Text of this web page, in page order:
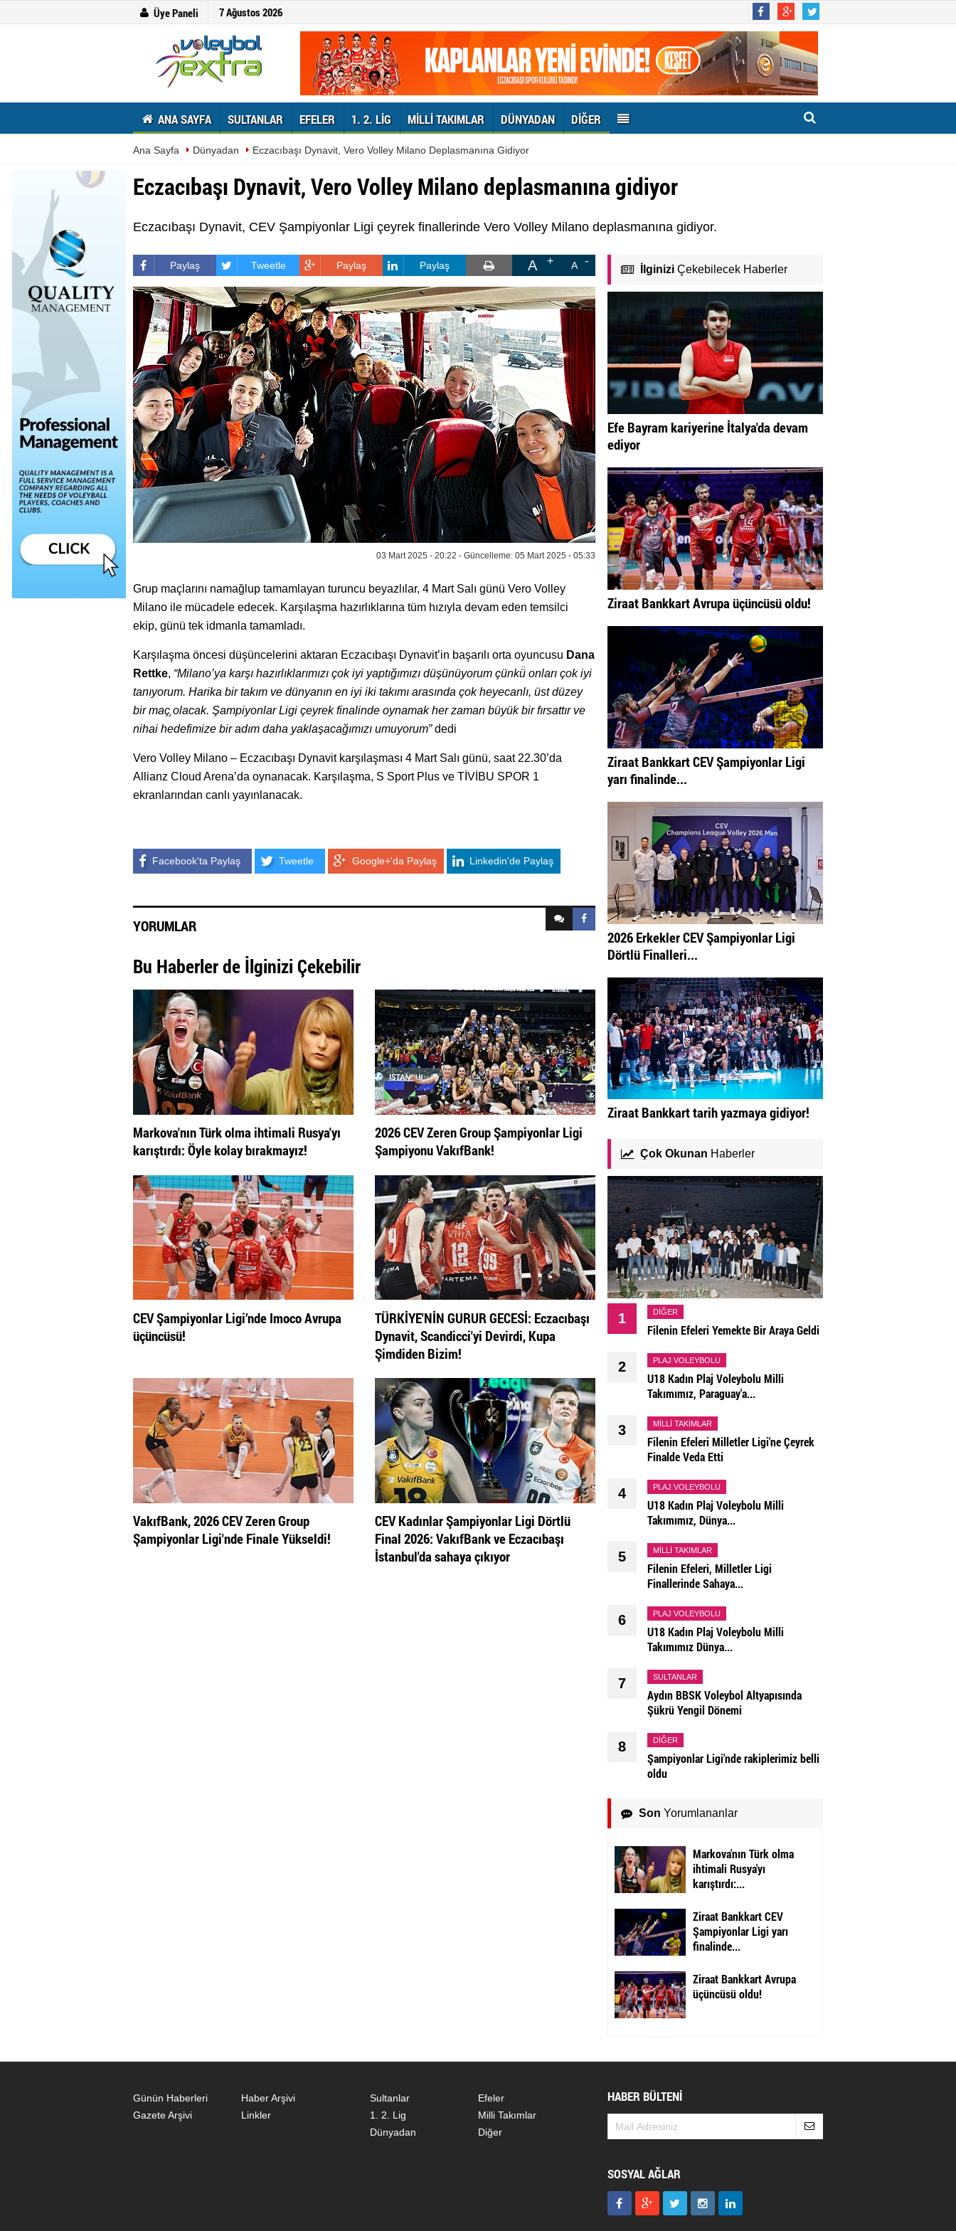
Üye Paneli 7 Ağustos 2026
ANA SAYFA SULTANLAR EFELER 1. 2. LIG MILLI TAKIMLAR DÜNYADAN DIĞER
Ana Sayfa Dünyadan Eczacıbaşı Dynavit, Vero Volley Milano Deplasmanına Gidiyor
Eczacıbaşı Dynavit, Vero Volley Milano deplasmanına gidiyor
Eczacıbaşı Dynavit, CEV Şampiyonlar Ligi çeyrek finallerinde Vero Volley Milano deplasmanına gidiyor.
Paylaş Tweetle Paylaş Paylaş A A
03 Mart 2025 - 20:22 - Güncelleme: 05 Mart 2025 - 05:33
Grup maçlarını namağlup tamamlayan turuncu beyazlılar, 4 Mart Salı günü Vero Volley
Milano ile mücadele edecek. Karşılaşma hazırlıklarına tüm hızıyla devam eden temsilci
ekip, günü tek idmanla tamamladı.
Karşılaşma öncesi düşüncelerini aktaran Eczacıbaşı Dynavit’in başarılı orta oyuncusu Dana
Rettke, “Milano’ya karşı hazırlıklarımızı çok iyi yaptığımızı düşünüyorum çünkü̈ onları çok iyi
tanıyorum. Harika bir takım ve dünyanın en iyi iki takımı arasında çok heyecanlı, üst düzey
bir maç̧ olacak. Şampiyonlar Ligi çeyrek finalinde oynamak her zaman büyük bir fırsattır ve
nihai hedefimize bir adım daha yaklaşacağımızı umuyorum”dedi
Vero Volley Milano – Eczacıbaşı Dynavit karşılaşması 4 Mart Salı günü, saat 22.30’da
Allianz Cloud Arena’da oynanacak. Karşılaşma, S Sport Plus ve TİVİBU SPOR 1
ekranlarından canlı yayınlanacak.
Facebook'ta Paylaş Tweetle Google+'da Paylaş Linkedin'de Paylaş
YORUMLAR
Bu Haberler de İlginizi Çekebilir
Markova'nın Türk olma ihtimali Rusya'yı
karıştırdı: Öyle kolay bırakmayız!
2026 CEV Zeren Group Şampiyonlar Ligi
Şampiyonu VakıfBank!
CEV Şampiyonlar Ligi’nde Imoco Avrupa
üçüncüsü!
TÜRKİYE'NİN GURUR GECESİ: Eczacıbaşı
Dynavit, Scandicci'yi Devirdi, Kupa
Şimdiden Bizim!
VakıfBank, 2026 CEV Zeren Group
Şampiyonlar Ligi'nde Finale Yükseldi!
CEV Kadınlar Şampiyonlar Ligi Dörtlü
Final 2026: VakıfBank ve Eczacıbaşı
İstanbul'da sahaya çıkıyor
İlginiziÇekebilecek Haberler
Efe Bayram kariyerine İtalya'da devam
ediyor
Ziraat Bankkart Avrupa üçüncüsü oldu!
Ziraat Bankkart CEV Şampiyonlar Ligi
yarı finalinde...
2026 Erkekler CEV Şampiyonlar Ligi
Dörtlü Finalleri...
Ziraat Bankkart tarih yazmaya gidiyor!
Çok Okunan Haberler
1 DIĞER
Filenin Efeleri Yemekte Bir Araya Geldi
2 PLAJ VOLEYBOLU
U18 Kadın Plaj Voleybolu Milli
Takımımız, Paraguay'a...
3 MILLI TAKIMLAR
Filenin Efeleri Milletler Ligi'ne Çeyrek
Finalde Veda Etti
4 PLAJ VOLEYBOLU
U18 Kadın Plaj Voleybolu Milli
Takımımız, Dünya...
5 MILLI TAKIMLAR
Filenin Efeleri, Milletler Ligi
Finallerinde Sahaya...
6 PLAJ VOLEYBOLU
U18 Kadın Plaj Voleybolu Milli
Takımımız Dünya...
7 SULTANLAR
Aydın BBSK Voleybol Altyapısında
Şükrü Yengil Dönemi
8 DIĞER
Şampiyonlar Ligi'nde rakiplerimiz belli
oldu
Son Yorumlananlar
Markova'nın Türk olma
ihtimali Rusya'yı
karıştırdı:...
Ziraat Bankkart CEV
Şampiyonlar Ligi yarı
finalinde...
Ziraat Bankkart Avrupa
üçüncüsü oldu!
Günün Haberleri
Haber Arşivi
Gazete Arşivi
Linkler
Sultanlar
Efeler
1. 2. Lig
Milli Takımlar
Dünyadan
Diğer
HABER BÜLTENİ
SOSYAL AĞLAR